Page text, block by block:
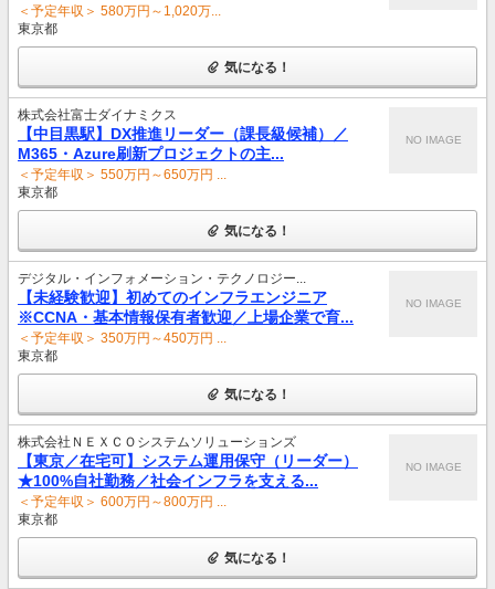
＜予定年収＞ 580万円～1,020万...
東京都
気になる！
株式会社富士ダイナミクス
【中目黒駅】DX推進リーダー（課長級候補）／
M365・Azure刷新プロジェクトの主...
＜予定年収＞ 550万円～650万円 ...
東京都
NO IMAGE
気になる！
デジタル・インフォメーション・テクノロジー...
【未経験歓迎】初めてのインフラエンジニア
※CCNA・基本情報保有者歓迎／上場企業で育...
＜予定年収＞ 350万円～450万円 ...
東京都
NO IMAGE
気になる！
株式会社ＮＥＸＣＯシステムソリューションズ
【東京／在宅可】システム運用保守（リーダー）
★100%自社勤務／社会インフラを支える...
＜予定年収＞ 600万円～800万円 ...
東京都
NO IMAGE
気になる！